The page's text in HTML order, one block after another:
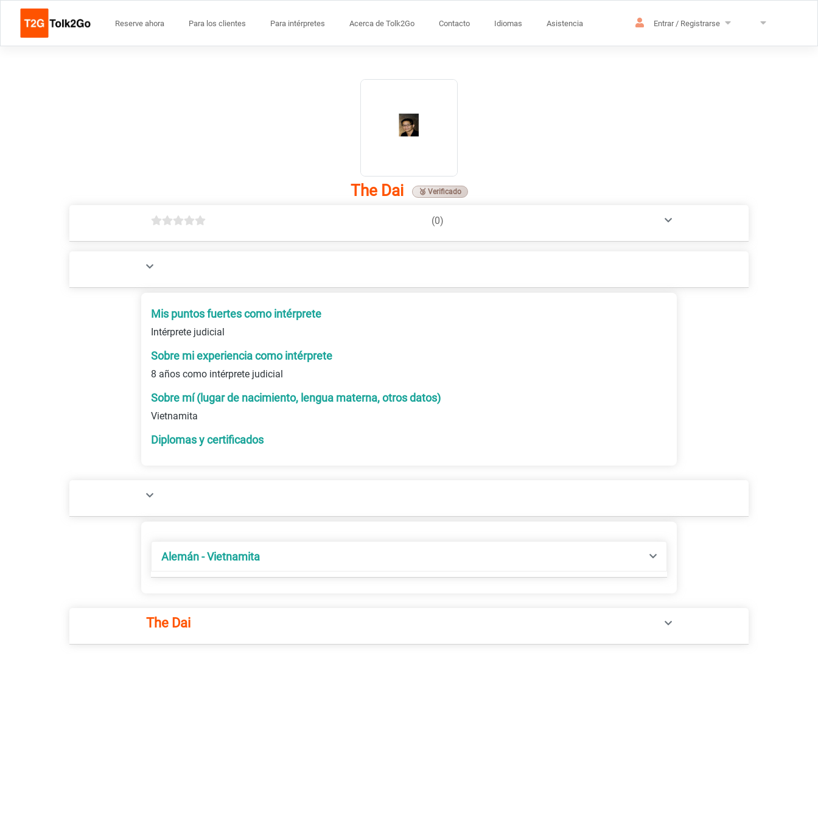
Reserve ahora Para los clientes Para intérpretes Acerca de Tolk2Go Contacto Idiomas Asistencia Entrar / Registrarse
The Dai 🥉 Verificado
(0)
Mis puntos fuertes como intérprete
Intérprete judicial
Sobre mi experiencia como intérprete
8 años como intérprete judicial
Sobre mí (lugar de nacimiento, lengua materna, otros datos)
Vietnamita
Diplomas y certificados
Alemán - Vietnamita
The Dai